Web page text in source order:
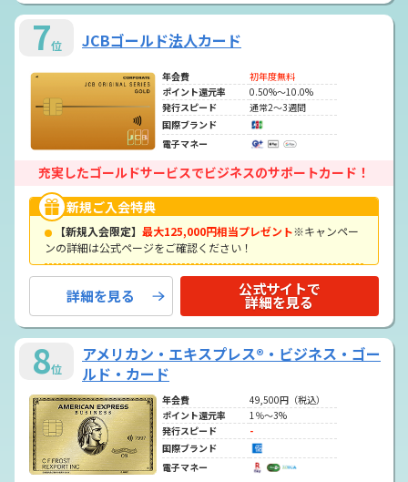
7位 JCBゴールド法人カード
年会費
初年度無料
ポイント還元率
0.50%～10.0%
発行スピード
通常2～3週間
国際ブランド
電子マネー
充実したゴールドサービスでビジネスのサポートカード！
新規ご入会特典
【新規入会限定】 最大125,000円相当プレゼント※キャンペー
ンの詳細は公式ページをご確認ください！
詳細を見る 公式サイトで
詳細を見る
8位
アメリカン・エキスプレス®・ビジネス・ゴー
ルド・カード
年会費
49,500円（税込）
ポイント還元率
1％～3%
発行スピード
-
国際ブランド
電子マネー